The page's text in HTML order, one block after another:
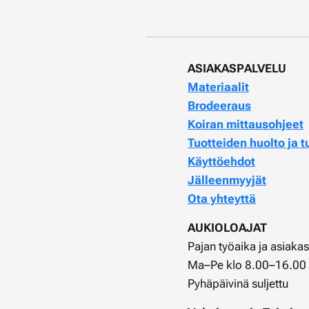
ASIAKASPALVELU
Materiaalit
Brodeeraus
Koiran mittausohjeet
Tuotteiden huolto ja
Käyttöehdot
Jälleenmyyjät
Ota yhteyttä
AUKIOLOAJAT
Pajan työaika ja
Ma–Pe klo 8.00–16.00
Pyhäpäivinä suljettu